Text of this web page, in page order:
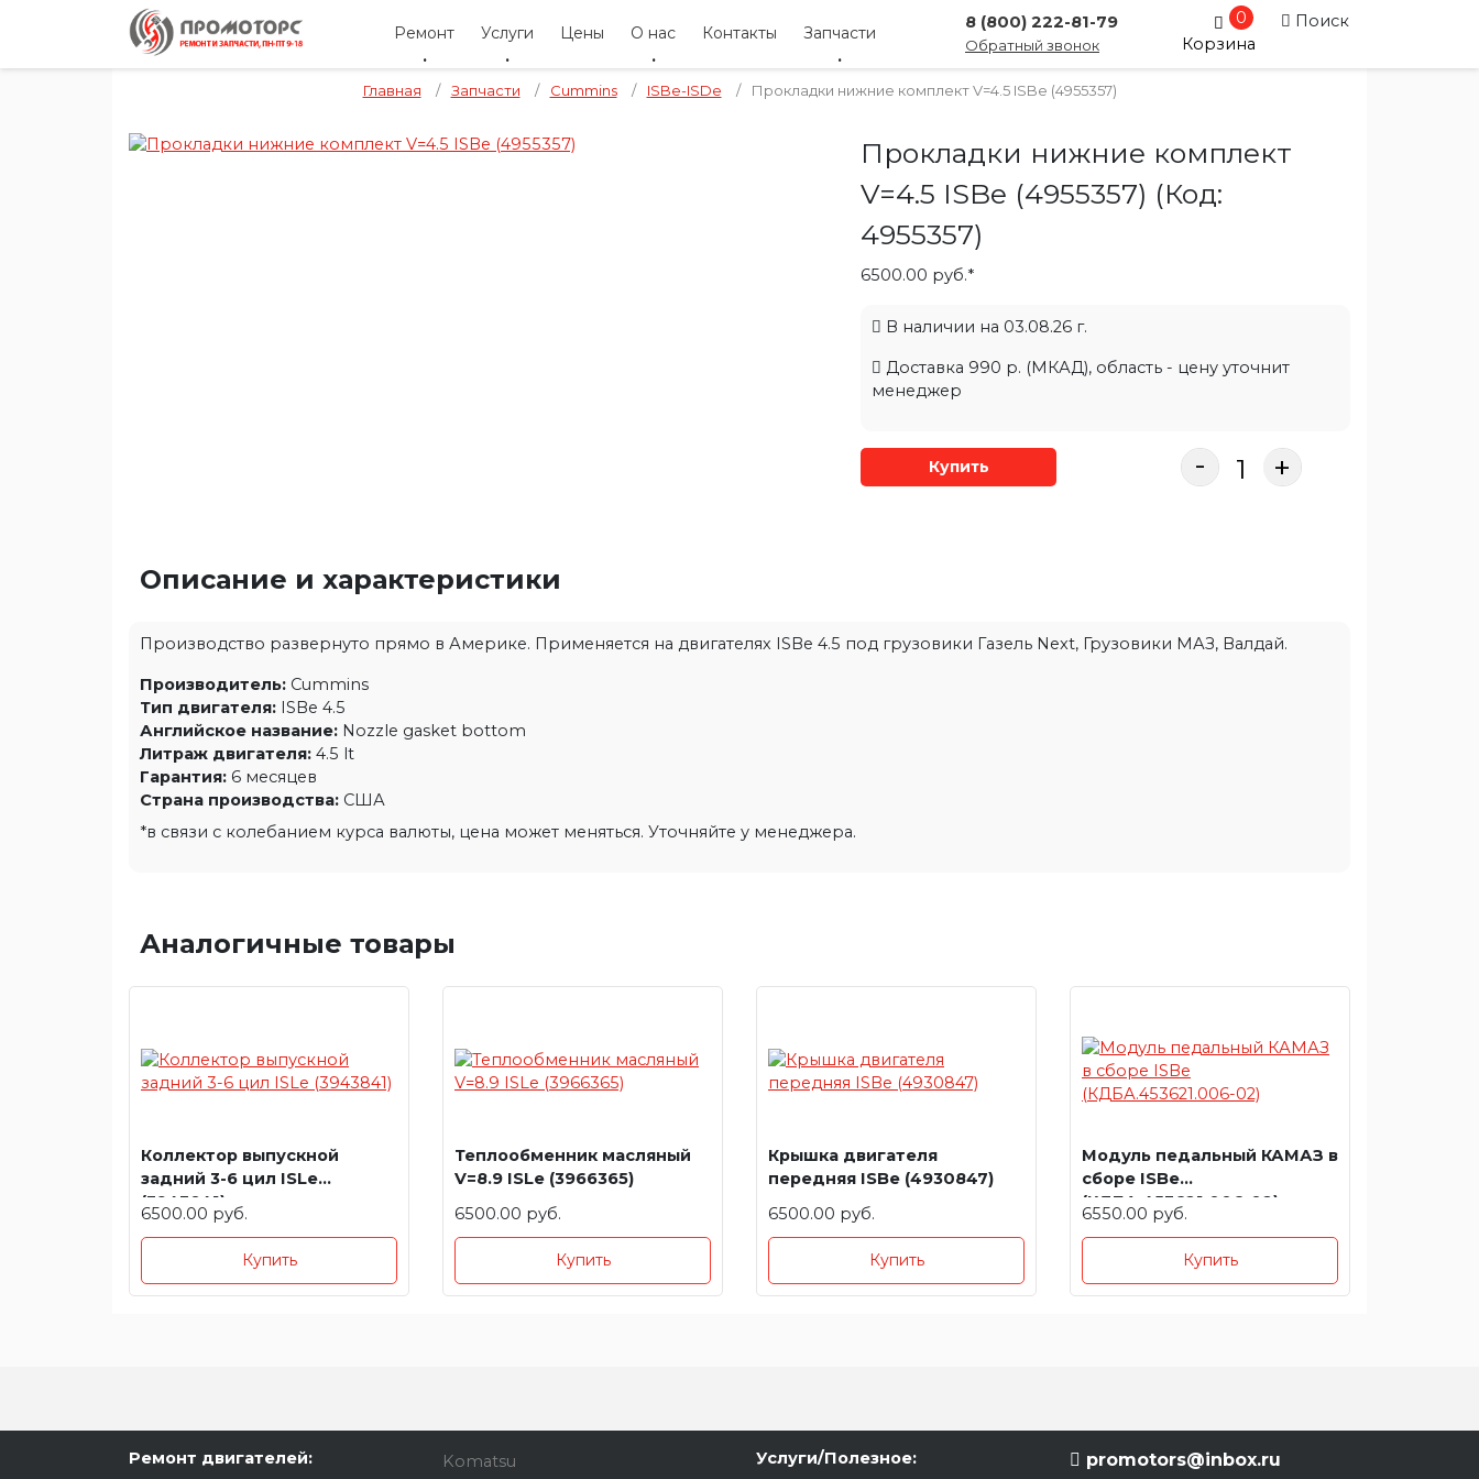
Ремонт Услуги Цены О нас Контакты Запчасти
8 (800) 222-81-79
Обратный звонок
0
Корзина
Поиск
Главная / Запчасти / Cummins / ISBe-ISDe / Прокладки нижние комплект V=4.5 ISBe (4955357)
Прокладки нижние комплект
V=4.5 ISBe (4955357) (Код:
4955357)
6500.00 руб.*
В наличии на 03.08.26 г.
Доставка 990 р. (МКАД), область - цену уточнит
менеджер
Купить - +
Описание и характеристики
Производство развернуто прямо в Америке. Применяется на двигателях ISBe 4.5 под грузовики Газель Next, Грузовики МАЗ, Валдай.
Производитель: Cummins
Тип двигателя: ISBe 4.5
Английское название: Nozzle gasket bottom
Литраж двигателя: 4.5 lt
Гарантия: 6 месяцев
Страна производства: США
*в связи с колебанием курса валюты, цена может меняться. Уточняйте у менеджера.
Аналогичные товары
Коллектор выпускной
задний 3-6 цил ISLe
(3943841)
6500.00 руб.
Купить
Теплообменник масляный
V=8.9 ISLe (3966365)
6500.00 руб.
Купить
Крышка двигателя
передняя ISBe (4930847)
6500.00 руб.
Купить
Модуль педальный КАМАЗ в
сборе ISBe
(КДБА.453621.006-02)
6550.00 руб.
Купить
Ремонт двигателей:
Komatsu
Услуги/Полезное: promotors@inbox.ru